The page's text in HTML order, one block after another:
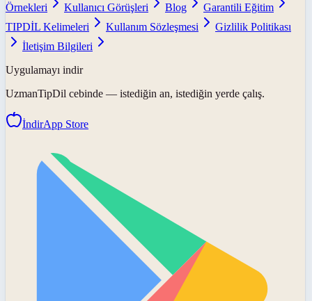
Örnekleri
Kullanıcı Görüşleri Blog
Garantili Eğitim
TIPDİL Kelimeleri
Kullanım Sözleşmesi
Gizlilik Politikası
İletişim Bilgileri
Uygulamayı indir
UzmanTipDil cebinde — istediğin an, istediğin yerde çalış.
İndirApp Store